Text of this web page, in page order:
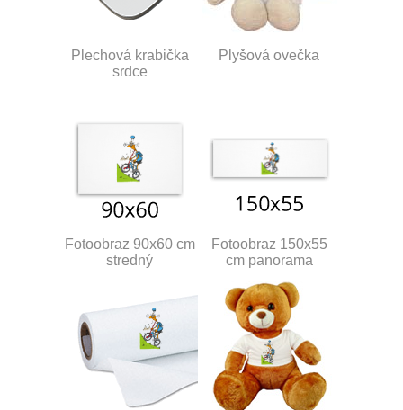
Plechová krabička
srdce
Plyšová ovečka
Fotoobraz 90x60 cm
stredný
Fotoobraz 150x55
cm panorama